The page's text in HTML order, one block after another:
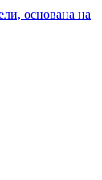
основана на